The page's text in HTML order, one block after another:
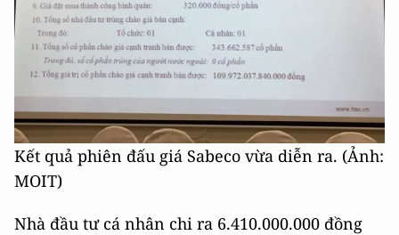
Kết quả phiên đấu giá Sabeco vừa diễn ra. (Ảnh:
MOIT)
Nhà đầu tư cá nhân chi ra 6.410.000.000 đồng